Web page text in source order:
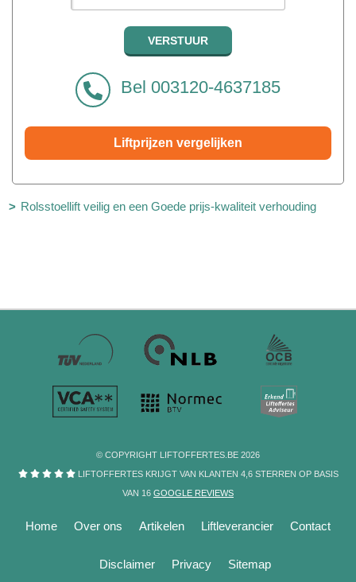
Bel 003120-4637185
Liftprijzen vergelijken
Rolsstoellift veilig en een Goede prijs-kwaliteit verhouding
© COPYRIGHT LIFTOFFERTES.BE 2026
LIFTOFFERTES KRIJGT VAN KLANTEN 4,6STERREN OP BASIS
VAN 16 GOOGLE REVIEWS
Home Over ons Artikelen Liftleverancier Contact
Disclaimer Privacy Sitemap